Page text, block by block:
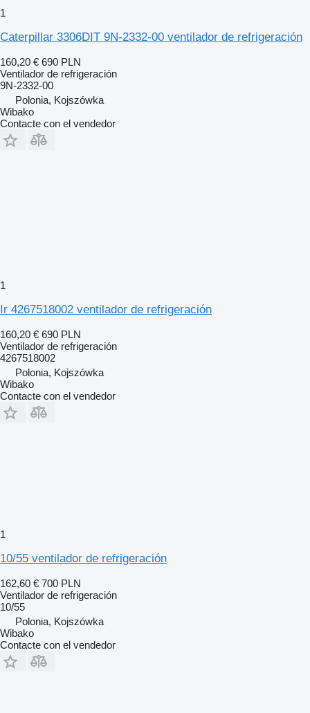
1
Caterpillar 3306DIT 9N-2332-00 ventilador de refrigeración
160,20 € 690 PLN
Ventilador de refrigeración
9N-2332-00
Polonia, Kojszówka
Wibako
Contacte con el vendedor
1
Ir 4267518002 ventilador de refrigeración
160,20 € 690 PLN
Ventilador de refrigeración
4267518002
Polonia, Kojszówka
Wibako
Contacte con el vendedor
1
10/55 ventilador de refrigeración
162,60 € 700 PLN
Ventilador de refrigeración
10/55
Polonia, Kojszówka
Wibako
Contacte con el vendedor